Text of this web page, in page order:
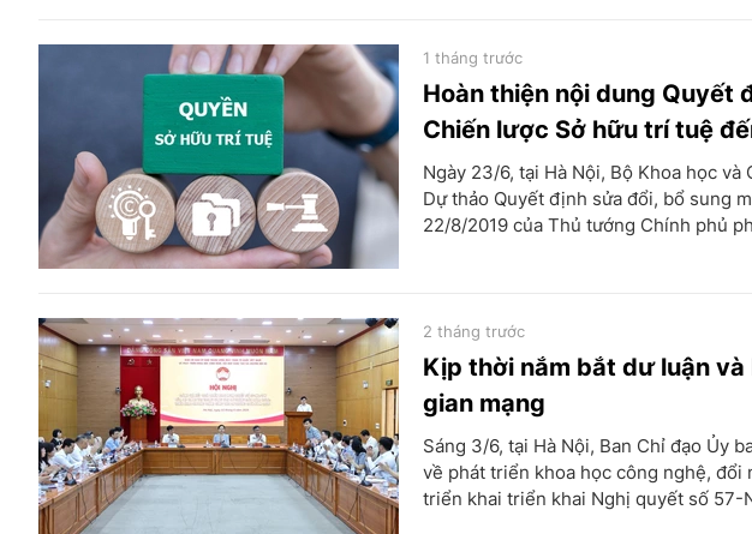
Hoàn thiện nội dung Quyết
Chiến lược Sở hữu trí tuệ
1 tháng trước
Ngày 23/6, tại Hà Nội, Bộ Khoa học
Dự thảo Quyết định sửa đổi, bổ sung
22/8/2019 của Thủ tướng Chính phủ
Kịp thời nắm bắt dư luận
gian mạng
2 tháng trước
Sáng 3/6, tại Hà Nội, Ban Chỉ đạo Ủy
về phát triển khoa học công nghệ, đổi
triển khai triển khai Nghị quyết số 57-